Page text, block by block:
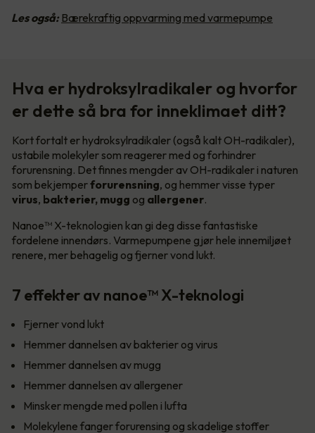
Les også: Bærekraftig oppvarming med varmepumpe
Hva er hydroksylradikaler og hvorfor
er dette så bra for inneklimaet ditt?
Kort fortalt er hydroksylradikaler (også kalt OH-radikaler),
ustabile molekyler som reagerer med og forhindrer
forurensning. Det finnes mengder av OH-radikaler i naturen
som bekjemperforurensning, og hemmer visse typer
virus, bakterier, mugg og allergener.
Nanoe™ X-teknologien kan gi deg disse fantastiske
fordelene innendørs. Varmepumpene gjør hele innemiljøet
renere, mer behagelig og fjerner vond lukt.
7 effekter av nanoe™ X-teknologi
Fjerner vond lukt
Hemmer dannelsen av bakterier og virus
Hemmer dannelsen av mugg
Hemmer dannelsen av allergener
Minsker mengde med pollen i lufta
Molekylene fanger forurensing og skadelige stoffer